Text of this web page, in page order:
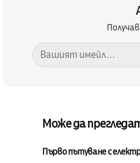
Може да
Първо пътуване с